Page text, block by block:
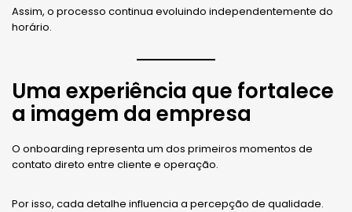
Assim, o processo continua evoluindo independentemente do
horário.
Uma experiência que fortalece
a imagem da empresa
O onboarding representa um dos primeiros momentos de
contato direto entre cliente e operação.
Por isso, cada detalhe influencia a percepção de qualidade.